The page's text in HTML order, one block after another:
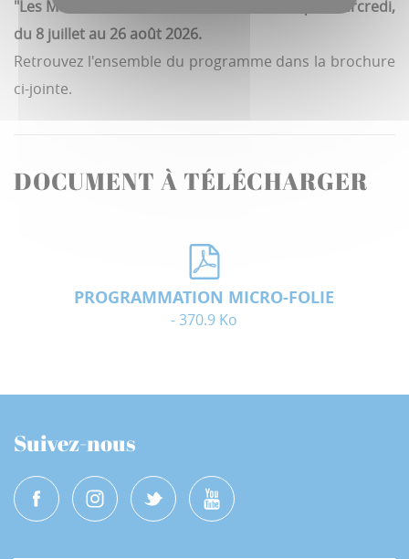
"Les Mercredis en Folie" se déroulent chaque mercredi,
du 8 juillet au 26 août 2026.
Retrouvez l'ensemble du programme dans la brochure
ci-jointe.
DOCUMENT À TÉLÉCHARGER
PROGRAMMATION MICRO-FOLIE
- 370.9 Ko
Suivez-nous